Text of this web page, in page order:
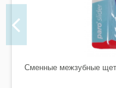
Сменные межзубные